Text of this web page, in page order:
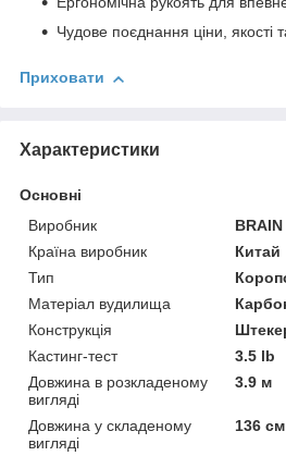
Чудове поєднання ціни, якості
Приховати
Характеристики
Основні
Виробник
BRAIN
Країна виробник
Китай
Тип
Матеріал вудилища
Конструкція
Кастинг-тест
3.5 lb
Довжина в розкладеному
вигляді
3.9 м
Довжина у складеному
вигляді
136 см